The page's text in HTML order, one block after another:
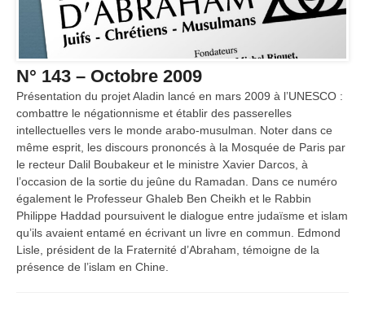
N° 143 – Octobre 2009
Présentation du projet Aladin lancé en mars 2009 à l’UNESCO :
combattre le négationnisme et établir des passerelles
intellectuelles vers le monde arabo-musulman. Noter dans ce
même esprit, les discours prononcés à la Mosquée de Paris par
le recteur Dalil Boubakeur et le ministre Xavier Darcos, à
l’occasion de la sortie du jeûne du Ramadan. Dans ce numéro
également le Professeur Ghaleb Ben Cheikh et le Rabbin
Philippe Haddad poursuivent le dialogue entre judaïsme et islam
qu’ils avaient entamé en écrivant un livre en commun. Edmond
Lisle, président de la Fraternité d’Abraham, témoigne de la
présence de l’islam en Chine.